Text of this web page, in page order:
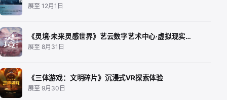
展至 12月1日
《灵境·未来灵感世界》艺云数字艺术中心·虚拟现实…
展至 8月31日
《三体游戏：文明碎片》沉浸式VR探索体验
展至 9月30日